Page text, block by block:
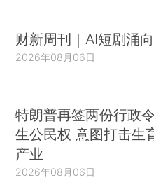
财新周刊｜AI短剧涌
2026年08月06日
特朗普再签两份行政
生公民权 意图打击生
产业
2026年08月06日